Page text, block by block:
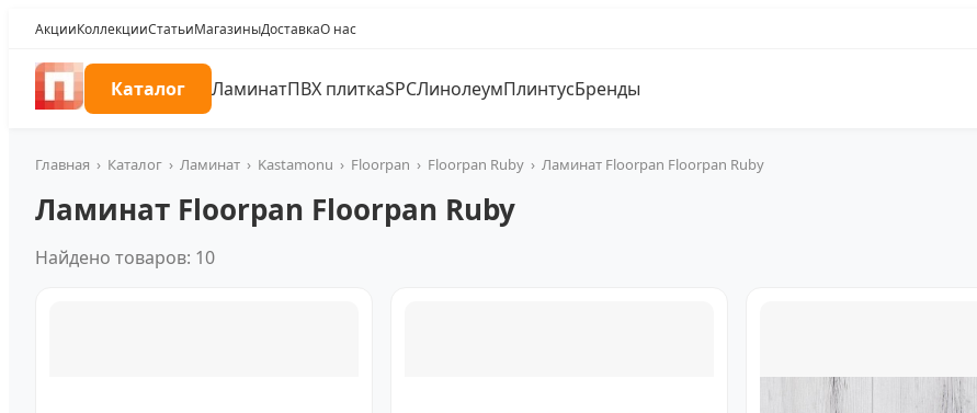
АкцииКоллекцииСтатьиМагазиныДоставкаО нас
Каталог ЛаминатПВХ плиткаSPCЛинолеумПлинтусБренды
Главная › Каталог › Ламинат › Kastamonu › Floorpan › Floorpan Ruby › Ламинат Floorpan Floorpan Ruby
Ламинат Floorpan Floorpan Ruby
Найдено товаров: 10